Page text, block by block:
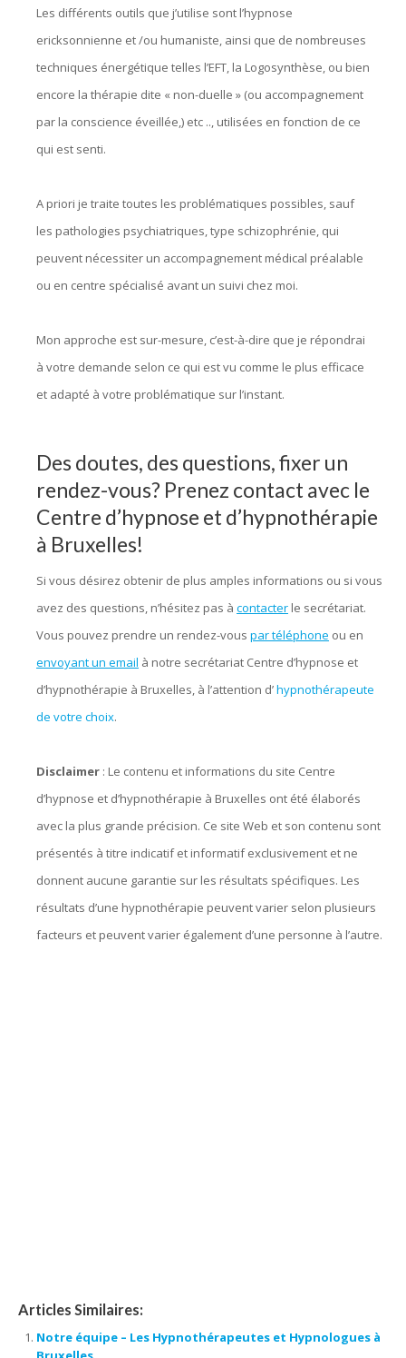
Les différents outils que j’utilise sont l’hypnose
ericksonnienne et /ou humaniste, ainsi que de nombreuses
techniques énergétique telles l’EFT, la Logosynthèse, ou bien
encore la thérapie dite « non-duelle » (ou accompagnement
par la conscience éveillée,) etc .., utilisées en fonction de ce
qui est senti.
A priori je traite toutes les problématiques possibles, sauf
les pathologies psychiatriques, type schizophrénie, qui
peuvent nécessiter un accompagnement médical préalable
ou en centre spécialisé avant un suivi chez moi.
Mon approche est sur-mesure, c’est-à-dire que je répondrai
à votre demande selon ce qui est vu comme le plus efficace
et adapté à votre problématique sur l’instant.
Des doutes, des questions, fixer un
rendez-vous? Prenez contact avec le
Centre d’hypnose et d’hypnothérapie
à Bruxelles!
Si vous désirez obtenir de plus amples informations ou si vous
avez des questions, n’hésitez pas à contacter le secrétariat.
Vous pouvez prendre un rendez-vous par téléphone ou en
envoyant un email à notre secrétariat Centre d’hypnose et
d’hypnothérapie à Bruxelles, à l’attention d’hypnothérapeute
de votre choix.
Disclaimer : Le contenu et informations du site Centre
d’hypnose et d’hypnothérapie à Bruxelles ont été élaborés
avec la plus grande précision. Ce site Web et son contenu sont
présentés à titre indicatif et informatif exclusivement et ne
donnent aucune garantie sur les résultats spécifiques. Les
résultats d’une hypnothérapie peuvent varier selon plusieurs
facteurs et peuvent varier également d’une personne à l’autre.
Articles Similaires:
Notre équipe – Les Hypnothérapeutes et Hypnologues à